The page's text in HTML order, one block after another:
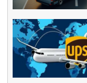
Panoramisch
AXIS P4705-PLVE
AXIS P4707-PLVE